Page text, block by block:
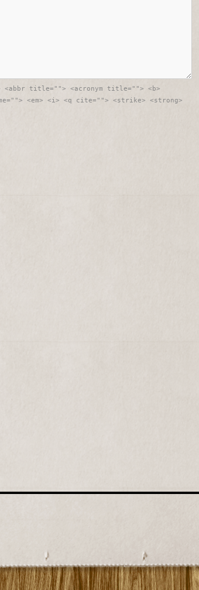
title=""> <acronym title=""> <b>
<em> <i> <q cite=""> <strike> <strong>